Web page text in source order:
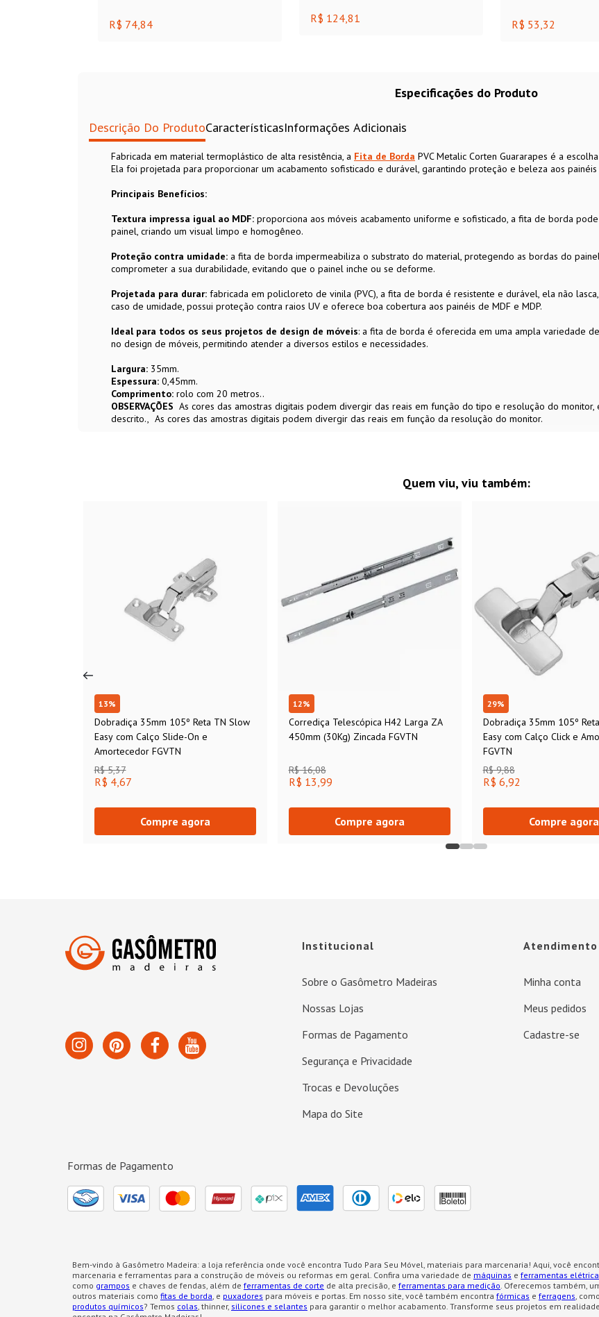
R$ 74,84 R$ 124,81 R$ 53,32
Especificações do Produto
Descrição Do ProdutoCaracterísticasInformações Adicionais
Fabricada em material termoplástico de alta resistência, a Fita de Borda PVC Metalic Corten Guararapes é a
Ela foi projetada para proporcionar um acabamento sofisticado e durável, garantindo proteção e beleza aos painéis
Principais Benefícios:
Textura impressa igual ao MDF: proporciona aos móveis acabamento uniforme e sofisticado, a fita de borda
painel, criando um visual limpo e homogêneo.
Proteção contra umidade: a fita de borda impermeabiliza o substrato do material, protegendo as bordas do
comprometer a sua durabilidade, evitando que o painel inche ou se deforme.
Projetada para durar: fabricada em policloreto de vinila (PVC), a fita de borda é resistente e durável, ela não
caso de umidade, possui proteção contra raios UV e oferece boa cobertura aos painéis de MDF e MDP.
Ideal para todos os seus projetos de design de móveis: a fita de borda é oferecida em uma ampla variedade
no design de móveis, permitindo atender a diversos estilos e necessidades.
Largura: 35mm.
Espessura: 0,45mm.
Comprimento: rolo com 20 metros..
OBSERVAÇÕES As cores das amostras digitais podem divergir das reais em função do tipo e resolução do
descrito.
As cores das amostras digitais podem divergir das reais em função da resolução do monitor.
Quem viu, viu também:
13%
Dobradiça 35mm 105º Reta TN Slow
Easy com Calço Slide-On e
Amortecedor FGVTN
R$ 5,37
R$ 4,67
Compre agora
12%
Corrediça Telescópica H42 Larga ZA
450mm (30Kg) Zincada FGVTN
R$ 16,08
R$ 13,99
Compre agora
29%
Dobradiça 35mm 105º
Easy com Calço Click e
FGVTN
R$ 9,88
R$ 6,92
Compre agora
Institucional
Sobre o Gasômetro Madeiras
Nossas Lojas
Formas de Pagamento
Segurança e Privacidade
Trocas e Devoluções
Mapa do Site
Atendimento
Minha conta
Meus pedidos
Cadastre-se
Formas de Pagamento
Bem-vindo à Gasômetro Madeira: a loja referência onde você encontra Tudo Para Seu Móvel, materiais para marcenaria! Aqui, você
marcenaria e ferramentas para a construção de móveis ou reformas em geral. Confira uma variedade de máquinas e ferramentas
como grampos e chaves de fendas, além de ferramentas de corte de alta precisão, e ferramentas para medição. Oferecemos também,
outros materiais como fitas de borda, e puxadores para móveis e portas. Em nosso site, você também encontra fórmicas e ferragens, como
produtos químicos? Temos colas, thinner, silicones e selantes para garantir o melhor acabamento. Transforme seus projetos em